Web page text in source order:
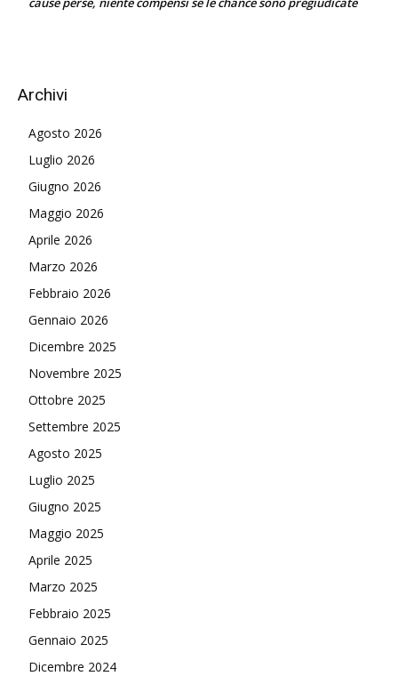
Archivi
Agosto 2026
Luglio 2026
Giugno 2026
Maggio 2026
Aprile 2026
Marzo 2026
Febbraio 2026
Gennaio 2026
Dicembre 2025
Novembre 2025
Ottobre 2025
Settembre 2025
Agosto 2025
Luglio 2025
Giugno 2025
Maggio 2025
Aprile 2025
Marzo 2025
Febbraio 2025
Gennaio 2025
Dicembre 2024